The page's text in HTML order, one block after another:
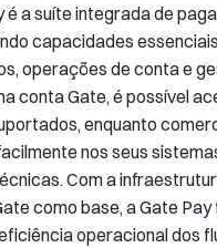
é a suíte integrada de
capacidades
operações de conta e
conta Gate, é possível
enquanto
nos seus
Com a
como base, a Gate
operacional dos